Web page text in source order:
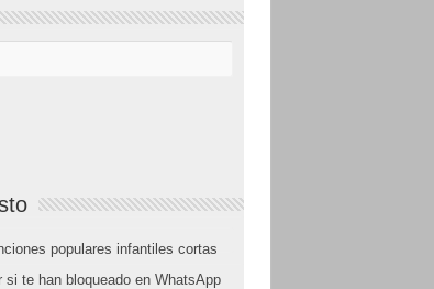
populares infantiles cortas
si te han bloqueado en WhatsApp